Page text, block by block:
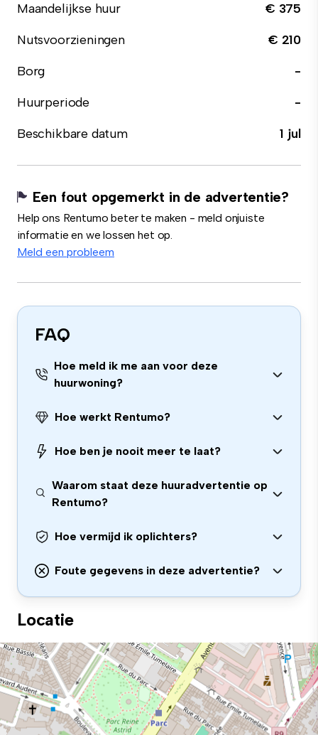
Maandelijkse huur
€ 375
Nutsvoorzieningen
€ 210
Borg
-
Huurperiode
-
Beschikbare datum
1 jul
Een fout opgemerkt in de advertentie?
Help ons Rentumo beter te maken - meld onjuiste
informatie en we lossen het op.
Meld een probleem
FAQ
Hoe meld ik me aan voor deze
huurwoning?
Hoe werkt Rentumo?
Hoe ben je nooit meer te laat?
Waarom staat deze huuradvertentie op
Rentumo?
Hoe vermijd ik oplichters?
Foute gegevens in deze advertentie?
Locatie